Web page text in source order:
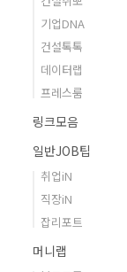
기업DNA
건설톡톡
데이터랩
프레스룸
링크모음
일반JOB팁
취업iN
직장iN
잡리포트
머니랩